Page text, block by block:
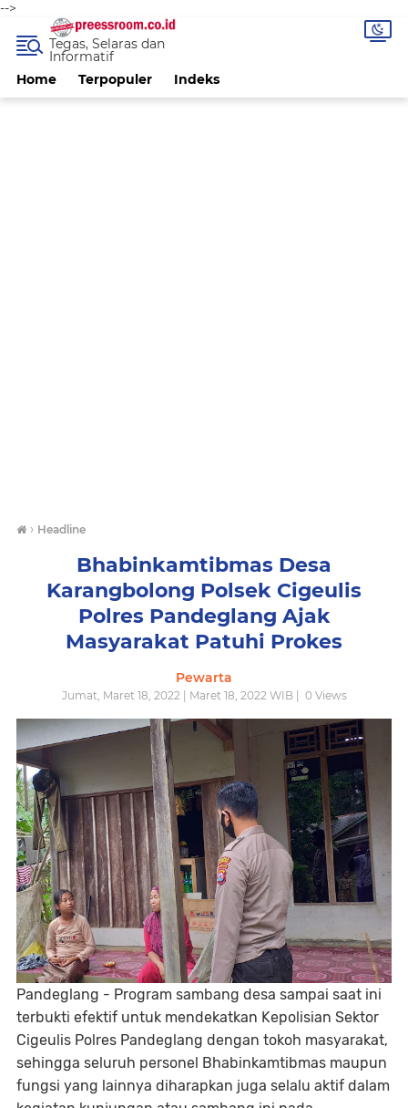
-->
Home Terpopuler Indeks
Tegas, Selaras dan
Informatif
› Headline
Bhabinkamtibmas Desa
Karangbolong Polsek Cigeulis
Polres Pandeglang Ajak
Masyarakat Patuhi Prokes
Pewarta
Jumat, Maret 18, 2022 | Maret 18, 2022 WIB | 0Views
Pandeglang - Program sambang desa sampai saat ini
terbukti efektif untuk mendekatkan Kepolisian Sektor
Cigeulis Polres Pandeglang dengan tokoh masyarakat,
sehingga seluruh personel Bhabinkamtibmas maupun
fungsi yang lainnya diharapkan juga selalu aktif dalam